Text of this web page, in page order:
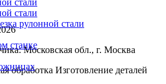
стали
рулонной стали
станкеМосковская обл., г. Москва
обработка Изготовление деталей